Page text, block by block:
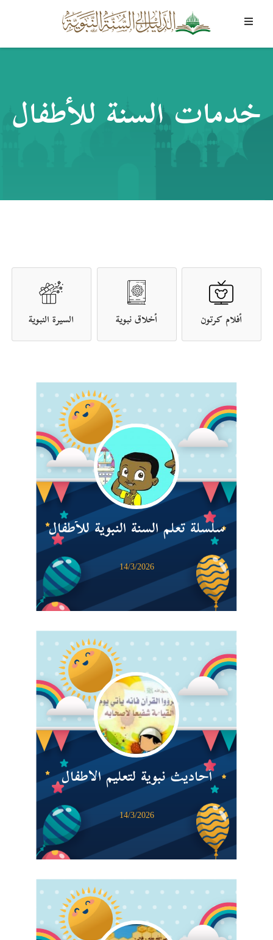
خدمات السنة للأطفال
أفلام كرتون أخلاق نبوية السيرة النبوية
سلسلة تعلم السنة النبوية للأطفال
14/3/2026
أحاديث نبوية لتعليم الأطفال
14/3/2026